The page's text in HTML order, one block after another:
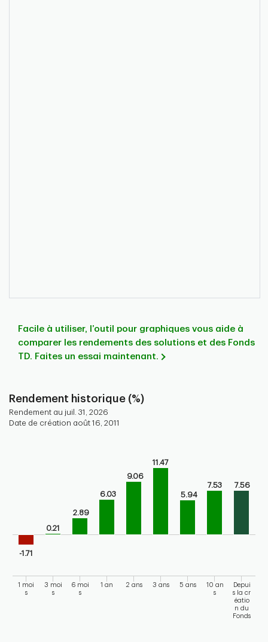
Facile à utiliser, l’outil pour graphiques vous aide à
comparer les rendements des solutions et des Fonds
TD. Faites un essai maintenant.
Rendement historique (%)
Rendement au juil. 31, 2026
Date de création août 16, 2011
Bar chart for historical performance of the fund
The chart has 1 Y axis displaying values. Range: -5 to 15.
-1.71
0.21
2.89
6.03
9.06
11.47
5.94
7.53 7.56
1 moi
s
3 moi
s
6 moi
s
1 an 2 ans 3 ans 5 ans
10 an
s
Depui
s la cr
éatio
n du
Fonds